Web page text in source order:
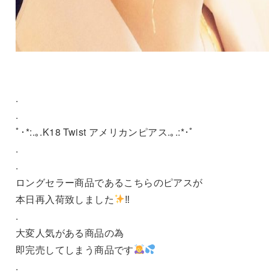
.
.
ﾟ･*:.｡.K18 Twist アメリカンピアス.｡.:*･ﾟ
.
.
ロングセラー商品であるこちらのピアスが
本日再入荷致しました
‼︎
.
大変人気がある商品の為
即完売してしまう商品です
.